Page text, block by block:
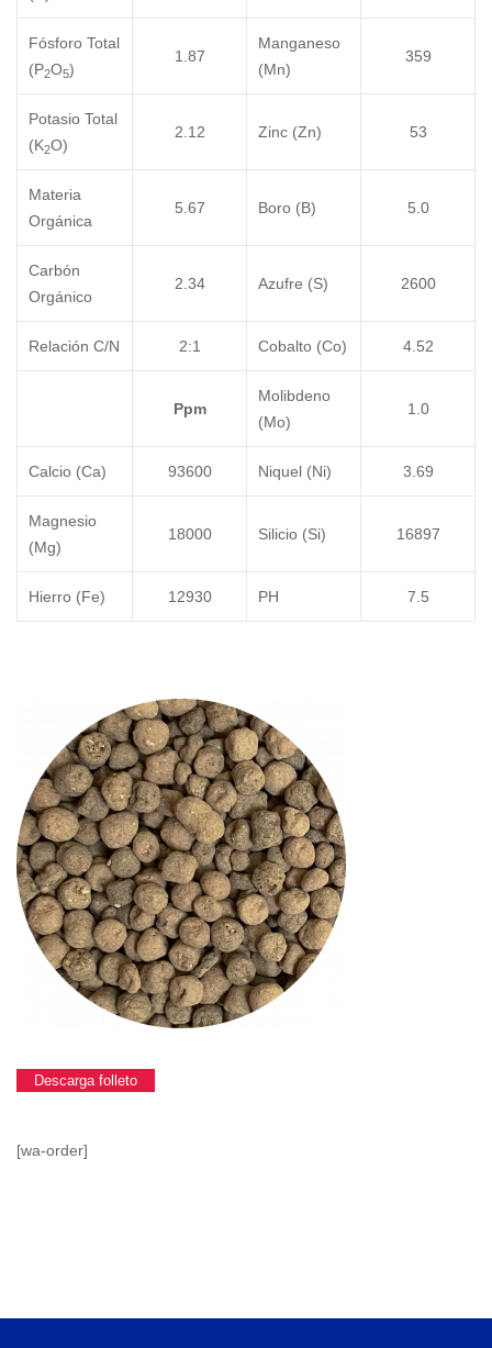
Fósforo Total
(P2O5)
1.87
Manganeso
(Mn)
359
Potasio Total
(K2O)
2.12 Zinc (Zn) 53
Materia
Orgánica
5.67 Boro (B) 5.0
Carbón
Orgánico
2.34 Azufre (S) 2600
Relación C/N 2:1 Cobalto (Co) 4.52
Ppm
Molibdeno
(Mo)
1.0
Calcio (Ca) 93600 Niquel (Ni) 3.69
Magnesio
(Mg)
18000 Silicio (Si) 16897
Hierro (Fe) 12930 PH 7.5
Descarga folleto
[wa-order]